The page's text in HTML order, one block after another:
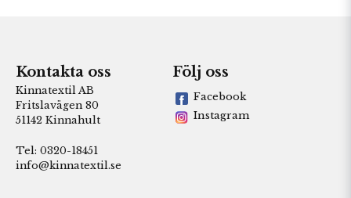
Kontakta oss
Kinnatextil AB
Fritslavägen 80
51142 Kinnahult
Tel: 0320-18451
info@kinnatextil.se
Följ oss
Facebook
Instagram